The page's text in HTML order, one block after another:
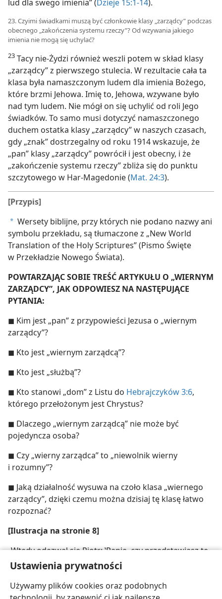
Ustawienia prywatności
Używamy plików cookies oraz podobnych
lud dla swego imienia” (Dzieje 15:1-14).
23. Czyimi świadkami muszą być członkowie klasy „zarządcy” podczas
obecnego „zakończenia systemu rzeczy”? Od wzywania jakiego
imienia nie mogą się uchylać?
23 Tacy nie-Żydzi również weszli potem w skład klasy
„zarządcy” z pierwszego stulecia. W rezultacie cała ta
klasa była namaszczonym ludem dla imienia Bożego,
które brzmi Jehowa. Imię to, Jehowa, wzywane było
nad tym ludem. Nie mógł on się uchylić od roli Jego
świadków. To samo musi dotyczyć namaszczonego
duchem ostatka klasy „zarządcy” w naszych czasach,
gdy „znak” dostrzegalny od roku 1914 wskazuje, że
„pan” klasy „zarządcy” powrócił i jest obecny, i że
„zakończenie systemu rzeczy” zbliża się do punktu
szczytowego w Har-Magedonie (Mat. 24:3).
[Przypis]
a Wersety biblijne, przy których nie podano nazwy ani
symbolu przekładu, są tłumaczone z „New World
Translation of the Holy Scriptures” (Pismo Święte
w Przekładzie Nowego Świata).
POWTARZAJĄC SOBIE TREŚĆ ARTYKUŁU O „WIERNYM
ZARZĄDCY”, JAK ODPOWIESZ NA NASTĘPUJĄCE
PYTANIA:
◼ Kim jest „pan” z przypowieści Jezusa o „wiernym
zarządcy”?
◼ Kto jest „wiernym zarządcą”?
◼ Kto jest „służbą”?
◼ Kto stanowi „dom” z Listu do Hebrajczyków 3:6,
którego przełożonym jest Chrystus?
◼ Dlaczego „wiernym zarządcą” nie może być
pojedyncza osoba?
◼ Czy „wierny zarządca” to „niewolnik wierny
i rozumny”?
◼ Jaką działalność wysuwa na czoło klasa „wiernego
zarządcy”, dzięki czemu można dzisiaj tę klasę łatwo
rozpoznać?
[Ilustracja na stronie 8]
„Wtedy odezwał się Piotr: ‛Panie, czy przedstawiasz tę
przypowieść nam, czy też wszystkim?’ A pan rzekł: ‛Kto
rzeczywiście jest wiernym zarządcą, rozumnym?’” (
12:41, 42a).